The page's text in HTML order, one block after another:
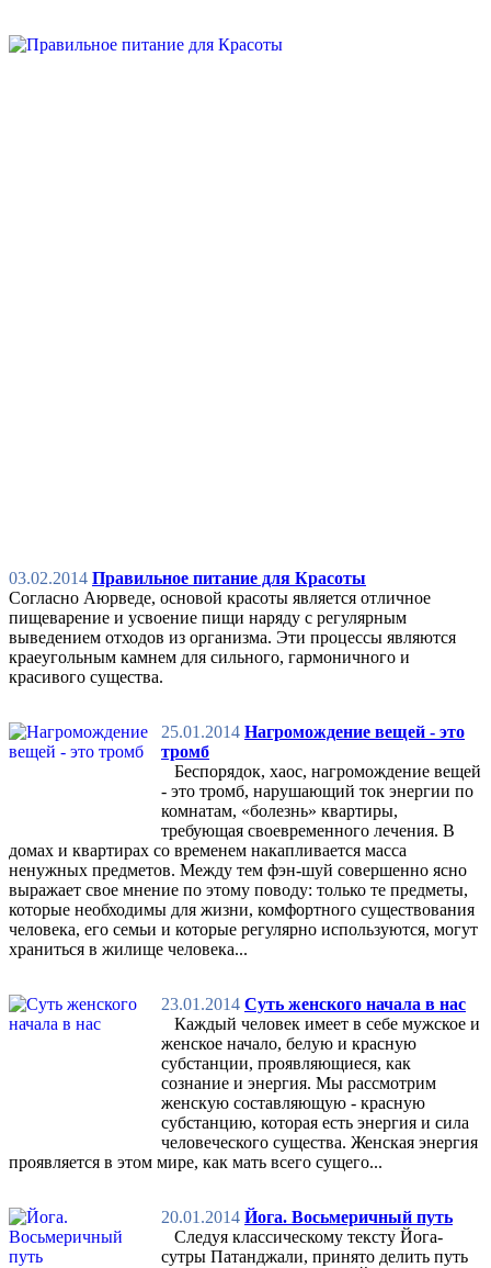
03.02.2014 Правильное питание для Красоты
Согласно Аюрведе, основой красоты является отличное
пищеварение и усвоение пищи наряду с регулярным
выведением отходов из организма. Эти процессы являются
краеугольным камнем для сильного, гармоничного и
красивого существа.
25.01.2014 Нагромождение вещей - это
тромб
Беспорядок, хаос, нагромождение вещей
- это тромб, нарушающий ток энергии по
комнатам, «болезнь» квартиры,
требующая своевременного лечения. В
домах и квартирах со временем накапливается масса
ненужных предметов. Между тем фэн-шуй совершенно ясно
выражает свое мнение по этому поводу: только те предметы,
которые необходимы для жизни, комфортного существования
человека, его семьи и которые регулярно используются, могут
храниться в жилище человека...
23.01.2014 Суть женского начала в нас
Каждый человек имеет в себе мужское и
женское начало, белую и красную
субстанции, проявляющиеся, как
сознание и энергия. Мы рассмотрим
женскую составляющую - красную
субстанцию, которая есть энергия и сила
человеческого существа. Женская энергия
проявляется в этом мире, как мать всего сущего...
20.01.2014 Йога. Восьмеричный путь
Следуя классическому тексту Йога-
сутры Патанджали, принято делить путь